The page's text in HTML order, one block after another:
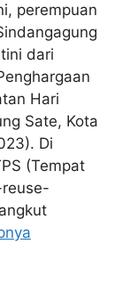
perempuan
dari
Hari
Sate, Kota
Di
(Tempat